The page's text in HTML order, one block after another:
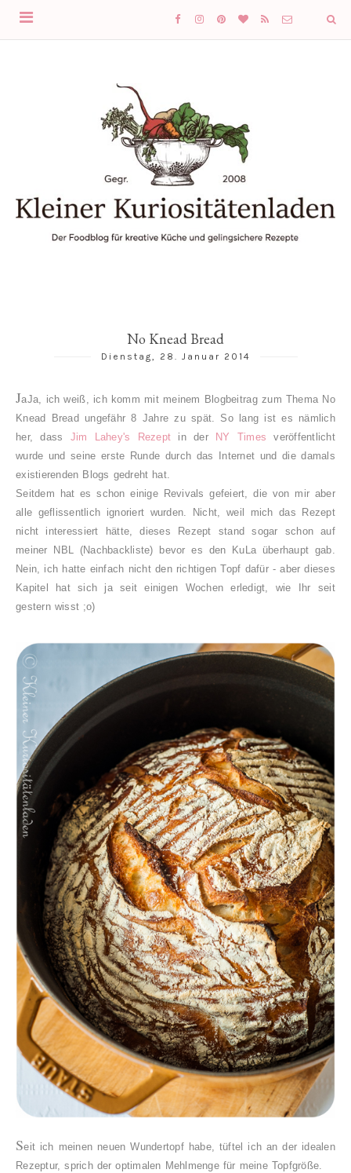
No Knead Bread
Dienstag, 28. Januar 2014
JaJa, ich weiß, ich komm mit meinem Blogbeitrag zum Thema No
Knead Bread ungefähr 8 Jahre zu spät. So lang ist es nämlich
her, dass
Jim Lahey's Rezept in der NY Times veröffentlicht
wurde und seine erste Runde durch das Internet und die damals
existierenden Blogs gedreht hat.
Seitdem hat es schon einige Revivals gefeiert, die von mir aber
alle geflissentlich ignoriert wurden. Nicht, weil mich das Rezept
nicht interessiert hätte, dieses Rezept stand sogar schon auf
meiner NBL (Nachbackliste) bevor es den KuLa überhaupt gab.
Nein, ich hatte einfach nicht den richtigen Topf dafür - aber dieses
Kapitel hat sich ja seit einigen Wochen erledigt, wie Ihr seit
gestern wisst ;o)
Seit ich meinen neuen Wundertopf habe, tüftel ich an der idealen
Rezeptur, sprich der optimalen Mehlmenge für meine Topfgröße.